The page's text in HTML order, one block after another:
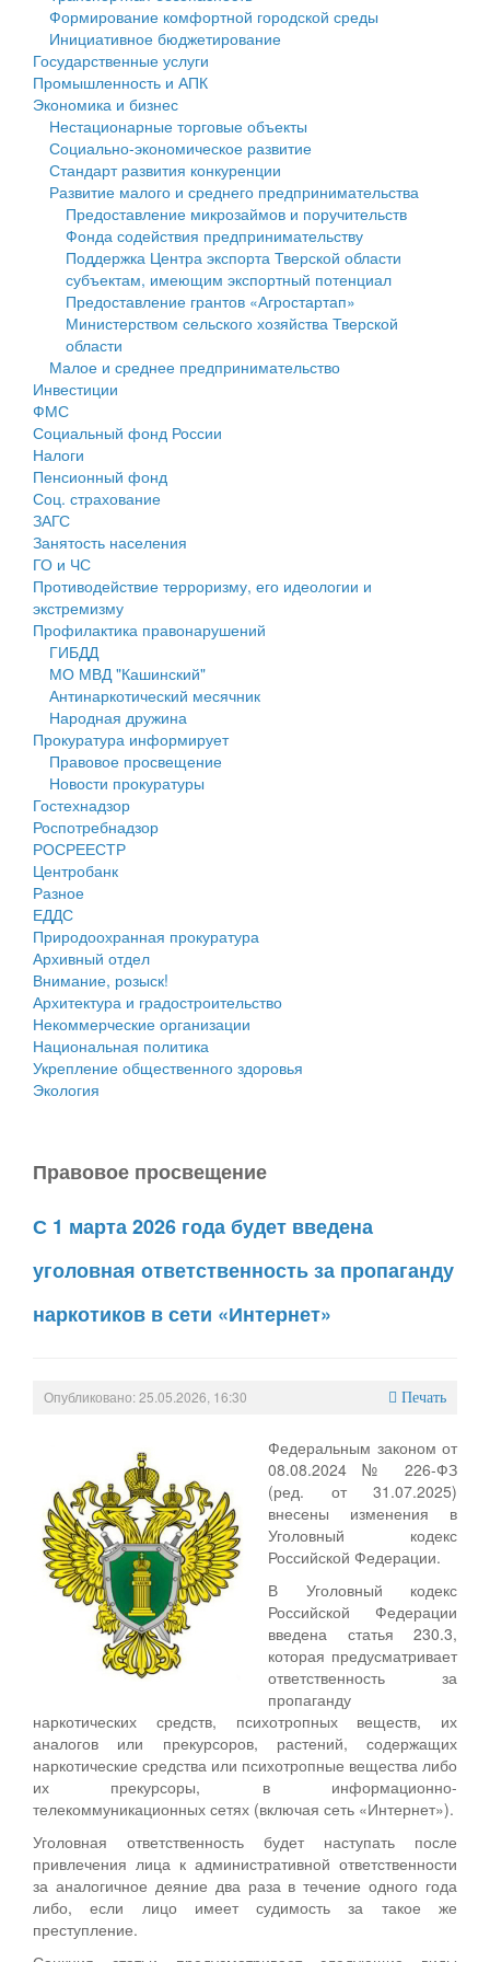
Государственные услуги
Промышленность и АПК
Экономика и бизнес
Символика
Устав
Гостям округа
Туризм
Культура
Образование
Здравоохранение
Социальная защита
Фотоальбом
муниципального округа Тверской области
Администрация Кашинского муниципального округа
Тверской области
Управление сельскими территориями
Открытые данные
Работа с обращениями граждан
Муниципальный контроль
Муниципальные услуги
Проекты административных регламентов
Антимонопольный комплаенс
Противодействие коррупции
Финансовое управление
Бюджет для граждан
Имущество
Выявление правообладателей ранее учтенных
объектов недвижимости
Имущественная поддержка субъектов малого и
среднего предпринимательства
Информационная поддержка субъектов малого и
среднего предпринимательства
Муниципальные программы
Контрольно-счетная палата
Персональные данные
Оценка регулирующего воздействия
Деятельность МУ
Нормативы градостроительного проектирования
Правила землепользования и застройки
Генеральные планы
Проекты планировки территории
Собрание депутатов
Городское поселение
Сельские поселения
Формирование комфортной городской среды
Инициативное бюджетирование
Государственные услуги
Промышленность и АПК
Экономика и бизнес
Нестационарные торговые объекты
Социально-экономическое развитие
Стандарт развития конкуренции
Развитие малого и среднего предпринимательства
Предоставление микрозаймов и поручительств
Фонда содействия предпринимательству
Поддержка Центра экспорта Тверской области
субъектам, имеющим экспортный потенциал
Предоставление грантов «Агростартап»
Министерством сельского хозяйства Тверской
области
Малое и среднее предпринимательство
Инвестиции
ФМС
Социальный фонд России
Налоги
Пенсионный фонд
Соц. страхование
ЗАГС
Занятость населения
ГО и ЧС
Противодействие терроризму, его идеологии и
экстремизму
Профилактика правонарушений
ГИБДД
МО МВД "Кашинский"
Антинаркотический месячник
Народная дружина
Прокуратура информирует
Правовое просвещение
Новости прокуратуры
Гостехнадзор
Роспотребнадзор
РОСРЕЕСТР
Центробанк
Разное
ЕДДС
Природоохранная прокуратура
Архивный отдел
Внимание, розыск!
Архитектура и градостроительство
Некоммерческие организации
Национальная политика
Укрепление общественного здоровья
Экология
Правовое просвещение
С 1 марта 2026 года будет введена
уголовная ответственность за пропаганду
наркотиков в сети «Интернет»
Опубликовано: 25.05.2026, 16:30 Печать
Федеральным законом от
08.08.2024 № 226-ФЗ
(ред. от 31.07.2025)
внесены изменения в
Уголовный кодекс
Российской Федерации.
В Уголовный кодекс
Российской Федерации
введена статья 230.3,
которая предусматривает
ответственность за
пропаганду
наркотических средств, психотропных веществ, их
аналогов или прекурсоров, растений, содержащих
наркотические средства или психотропные вещества либо
их прекурсоры, в информационно-
телекоммуникационных сетях (включая сеть «Интернет»).
Уголовная ответственность будет наступать после
привлечения лица к административной ответственности
за аналогичное деяние два раза в течение одного года
либо, если лицо имеет судимость за такое же
преступление.